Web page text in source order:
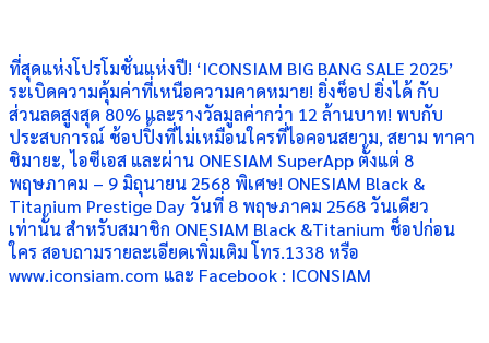
ที่สุดแห่งโปรโมชั่นแห่งปี! ‘ICONSIAM BIG BANG SALE 2025’
ระเบิดความคุ้มค่าที่เหนือความคาดหมาย! ยิ่งช็อป ยิ่งได้ กับ
ส่วนลดสูงสุด 80% และรางวัลมูลค่ากว่า 12 ล้านบาท! พบกับ
ประสบการณ์ ช้อปปิ้งที่ไม่เหมือนใครที่ไอคอนสยาม, สยาม ทาคา
ชิมายะ, ไอซีเอส และผ่าน ONESIAM SuperApp ตั้งแต่ 8
พฤษภาคม – 9 มิถุนายน 2568 พิเศษ! ONESIAM Black &
Titanium Prestige Day วันที่ 8 พฤษภาคม 2568 วันเดียว
เท่านั้น สำหรับสมาชิก ONESIAM Black &Titanium ช็อปก่อน
ใคร สอบถามรายละเอียดเพิ่มเติม โทร.1338 หรือ
www.iconsiam.com และ Facebook : ICONSIAM